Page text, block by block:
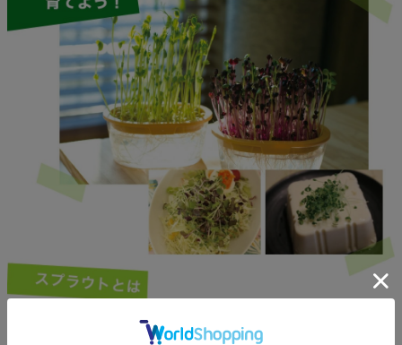
穀類・豆類・野菜の新芽（しんめ）のこと。成長に必要な栄養がギ